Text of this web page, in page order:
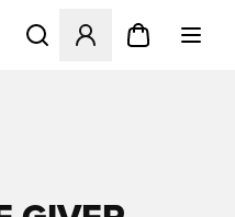
Åbner en Modal til at